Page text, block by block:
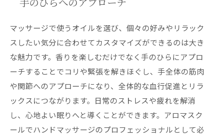
手のひらへのアプローチ
マッサージで使うオイルを選び、個々の好みやリラック
スしたい気分に合わせてカスタマイズができるのは大き
な魅力です。香りを楽しむだけでなく手のひらにアプロ
ーチすることでコリや緊張を解きほぐし、手全体の筋肉
や関節へのアプローチになり、全体的な血行促進とリラ
ックスにつながります。日常のストレスや疲れを解消
し、心地よい眠りへと導くことができます。アロマスク
ールでハンドマッサージのプロフェッショナルとして必